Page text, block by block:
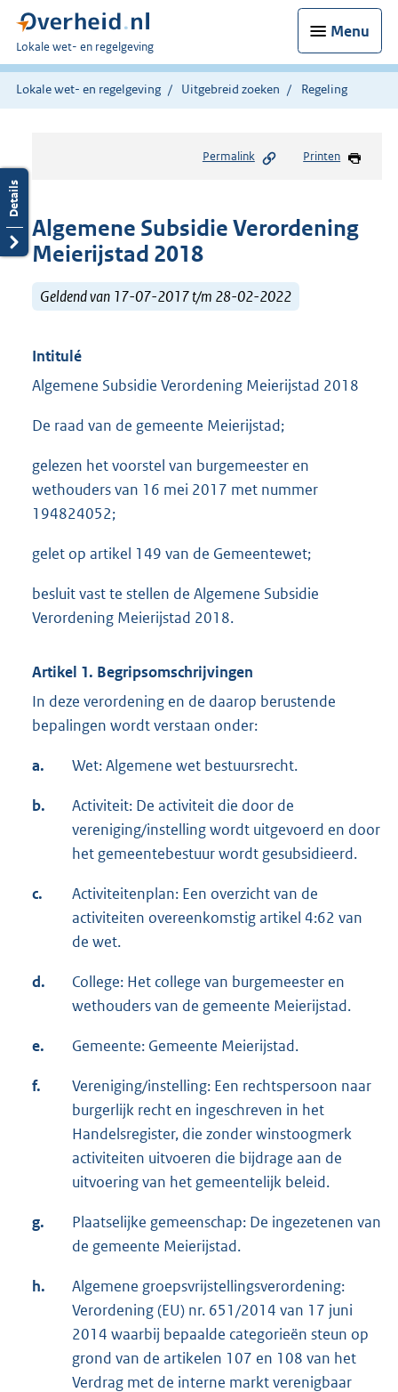
Menu
U
bent
hier:
Lokale wet- en regelgeving
Lokale wet- en regelgeving Uitgebreid zoeken Regeling
Permalink Printen
Algemene Subsidie Verordening
Meierijstad 2018
Geldend van 17-07-2017 t/m 28-02-2022
Intitulé
Algemene Subsidie Verordening Meierijstad 2018
De raad van de gemeente Meierijstad;
gelezen het voorstel van burgemeester en
wethouders van 16 mei 2017 met nummer
194824052;
gelet op artikel 149 van de Gemeentewet;
besluit vast te stellen de Algemene Subsidie
Verordening Meierijstad 2018.
Artikel 1. Begripsomschrijvingen
In deze verordening en de daarop berustende
bepalingen wordt verstaan onder:
a. Wet: Algemene wet bestuursrecht.
b.
Activiteit: De activiteit die door de
vereniging/instelling wordt uitgevoerd en door
het gemeentebestuur wordt gesubsidieerd.
c.
Activiteitenplan: Een overzicht van de
activiteiten overeenkomstig artikel 4:62 van
de wet.
d.
College: Het college van burgemeester en
wethouders van de gemeente Meierijstad.
e. Gemeente: Gemeente Meierijstad.
f.
Vereniging/instelling: Een rechtspersoon naar
burgerlijk recht en ingeschreven in het
Handelsregister, die zonder winstoogmerk
activiteiten uitvoeren die bijdrage aan de
uitvoering van het gemeentelijk beleid.
g.
Plaatselijke gemeenschap: De ingezetenen van
de gemeente Meierijstad.
h.
Algemene groepsvrijstellingsverordening:
Verordening (EU) nr. 651/2014 van 17 juni
2014 waarbij bepaalde categorieën steun op
grond van de artikelen 107 en 108 van het
Verdrag met de interne markt verenigbaar